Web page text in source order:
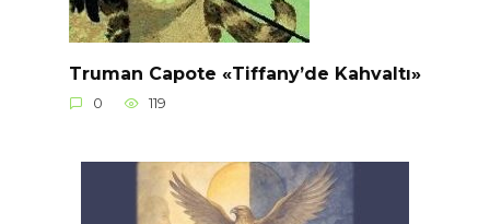
Truman Capote «Tiffany’de Kahvaltı»
0 119